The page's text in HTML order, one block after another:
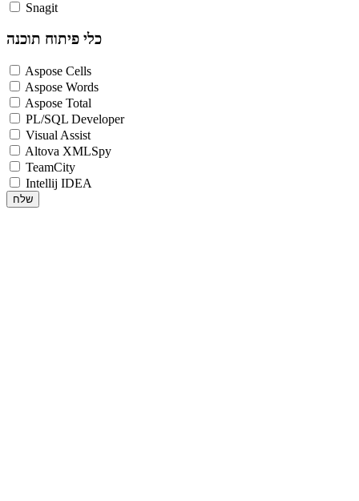
Snagit
כלי פיתוח תוכנה
Aspose Cells
Aspose Words
Aspose Total
PL/SQL Developer
Visual Assist
Altova XMLSpy
TeamCity
Intellij IDEA